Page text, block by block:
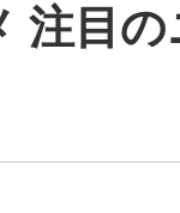
注目の